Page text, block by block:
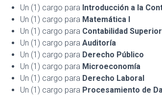
Un (1) cargo para Introducción a la
Un (1) cargo para Matemática I
Un (1) cargo para Contabilidad Superior
Un (1) cargo paraAuditoría
Un (1) cargo para Derecho Público
Un (1) cargo para Microeconomía
Un (1) cargo para Derecho Laboral
Un (1) cargo para Procesamiento de